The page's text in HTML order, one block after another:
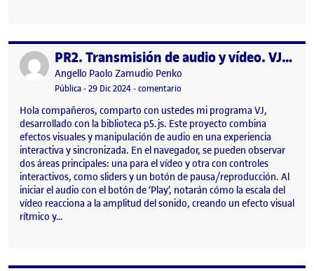
Publicado por PR2. Transmisión de audio y vídeo. VJ App
Publicado por
Angello Paolo Zamudio Penko
Visibilidad:
Pública-Fecha de publicación
29 Dic 202429 diciembre, 2024 11:51 pm
-comentario
Hola compañeros, comparto con ustedes mi programa VJ,
desarrollado con la biblioteca p5.js. Este proyecto combina
efectos visuales y manipulación de audio en una experiencia
interactiva y sincronizada. En el navegador, se pueden observar
dos áreas principales: una para el vídeo y otra con controles
interactivos, como sliders y un botón de pausa/reproducción. Al
iniciar el audio con el botón de ‘Play’, notarán cómo la escala del
vídeo reacciona a la amplitud del sonido, creando un efecto visual
rítmico y…